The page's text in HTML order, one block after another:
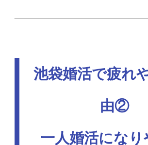
池袋婚活で疲れ
由②
一人婚活になり